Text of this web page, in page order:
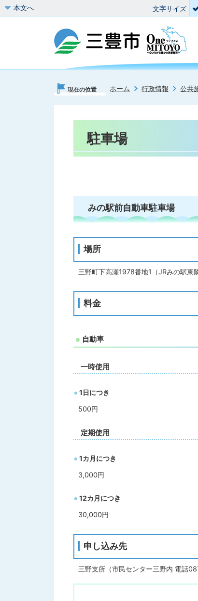
本文へ 文字サイズ
現在の位置 ホーム 行政情報 公共
駐車場
みの駅前自動車駐車場
場所
三野町下高瀬1978番地1（JRみの駅東隣
料金
自動車
一時使用
1日につき
500円
定期使用
1カ月につき
3,000円
12カ月につき
30,000円
申し込み先
三野支所（市民センター三野内 電話